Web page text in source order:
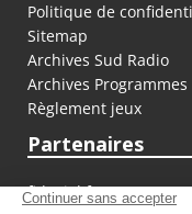
Politique de
Sitemap
Archives Sud Radio
Archives Programmes
Règlement jeux
Partenaires
fiducial.fr